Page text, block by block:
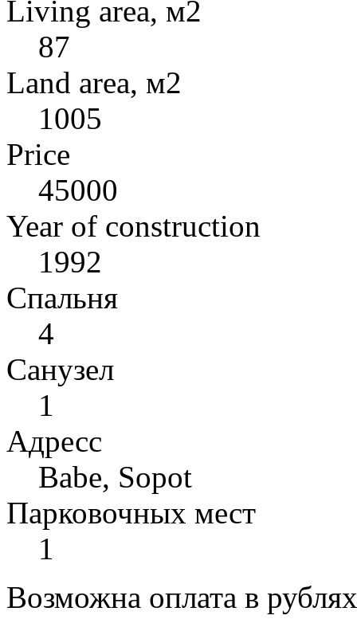
Living area, м2
87
Land area, м2
1005
Price
45000
Year of construction
1992
Спальня
4
Санузел
1
Адресс
Babe, Sopot
Парковочных мест
1
Возможна оплата в